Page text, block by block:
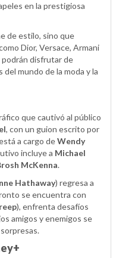
en la prestigiosa
de estilo, sino que
Dior, Versace, Armani
podrán disfrutar de
mundo de la moda y la
que cautivó al público
, con un guion escrito por
a cargo deWendy
incluye a Michael
McKenna.
Hathaway) regresa a
se encuentra con
), enfrenta desafíos
amigos y enemigos se